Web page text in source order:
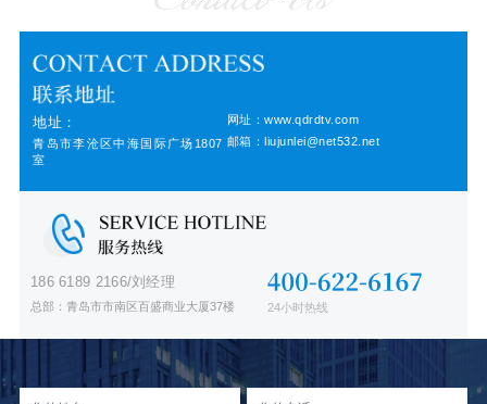
地址：
青岛市李沧区中海国际广场1807
室
网址：www.qdrdtv.com
邮箱：liujunlei@net532.net
186 6189 2166/刘经理
总部：青岛市市南区百盛商业大厦37楼 24小时热线